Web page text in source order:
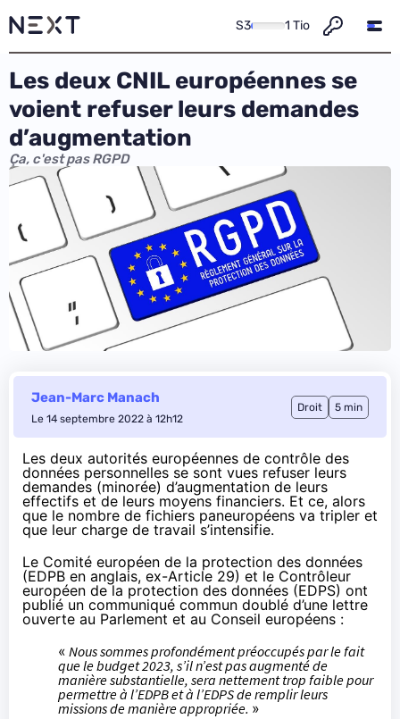
S3 1 Tio
Les deux CNIL européennes se
voient refuser leurs demandes
d’augmentation
Ça, c'est pas RGPD
Jean-Marc Manach
Le 14 septembre 2022 à 12h12
Droit 5 min
Les deux autorités européennes de contrôle des
données personnelles se sont vues refuser leurs
demandes (minorée) d’augmentation de leurs
effectifs et de leurs moyens financiers. Et ce, alors
que le nombre de fichiers paneuropéens va tripler et
que leur charge de travail s’intensifie.
Le Comité européen de la protection des données
(EDPB en anglais, ex-Article 29) et le Contrôleur
européen de la protection des données (EDPS) ont
publié un communiqué commun doublé d’une lettre
ouverte au Parlement et au Conseil européens :
« Nous sommes profondément préoccupés par le fait
que le budget 2023, s’il n’est pas augmenté de
manière substantielle, sera nettement trop faible pour
permettre à l’EDPB et à l’EDPS de remplir leurs
missions de manière appropriée. »